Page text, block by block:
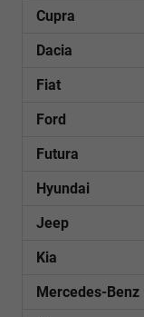
Cupra
Dacia
Fiat
Ford
Futura
Hyundai
Jeep
Kia
Mercedes-Benz